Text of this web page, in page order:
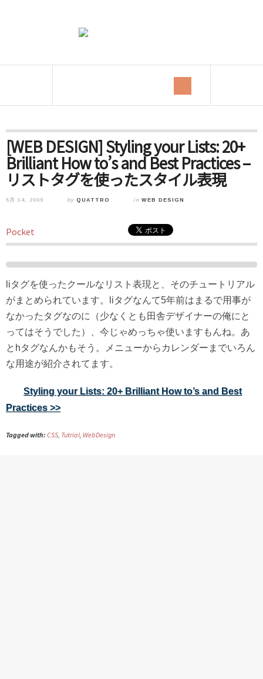
[WEB DESIGN] Styling your Lists: 20+
Brilliant How to’s and Best Practices –
リストタグを使ったスタイル表現
5月 14, 2009 by QUATTRO in WEB DESIGN
Pocket
liタグを使ったクールなリスト表現と、そのチュートリアル
がまとめられています。liタグなんて5年前はまるで用事が
なかったタグなのに（少なくとも田舎デザイナーの俺にと
ってはそうでした）、今じゃめっちゃ使いますもんね。あ
とhタグなんかもそう。メニューからカレンダーまでいろん
な用途が紹介されてます。
Styling your Lists: 20+ Brilliant How to’s and Best
Practices >>
Tagged with: CSS, Tutrial, WebDesign